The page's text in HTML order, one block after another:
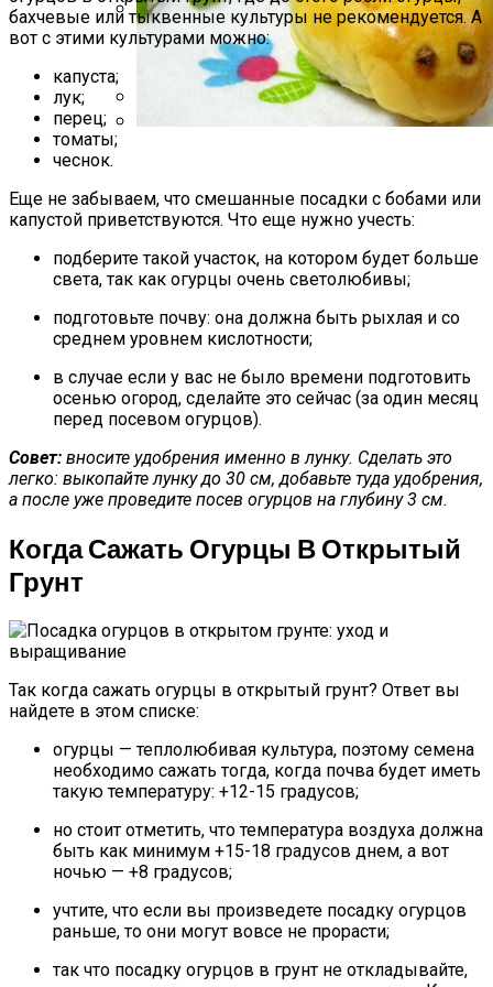
Какие Растения Сажать Для Удачи,
Любви И Богатства
Летние Образы Для Девушек И Женщин
бахчевые или тыквенные культуры не рекомендуется. А
вот с этими культурами можно:
капуста;
лук;
перец;
томаты;
чеснок.
Еще не забываем, что смешанные посадки с бобами или
капустой приветствуются. Что еще нужно учесть:
подберите такой участок, на котором будет больше
света, так как огурцы очень светолюбивы;
подготовьте почву: она должна быть рыхлая и со
среднем уровнем кислотности;
в случае если у вас не было времени подготовить
осенью огород, сделайте это сейчас (за один месяц
перед посевом огурцов).
Совет: вносите удобрения именно в лунку. Сделать это
легко: выкопайте лунку до 30 см, добавьте туда удобрения,
а после уже проведите посев огурцов на глубину 3 см.
Когда Сажать Огурцы В Открытый
Грунт
Так когда сажать огурцы в открытый грунт? Ответ вы
найдете в этом списке:
огурцы — теплолюбивая культура, поэтому семена
необходимо сажать тогда, когда почва будет иметь
такую температуру: +12-15 градусов;
но стоит отметить, что температура воздуха должна
быть как минимум +15-18 градусов днем, а вот
ночью — +8 градусов;
учтите, что если вы произведете посадку огурцов
раньше, то они могут вовсе не прорасти;
так что посадку огурцов в грунт не откладывайте,